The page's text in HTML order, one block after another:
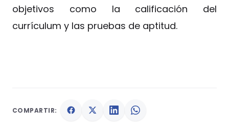
objetivos como la calificación del
currículum y las pruebas de aptitud.
COMPARTIR: